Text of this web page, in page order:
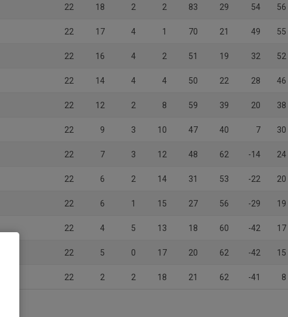
22 18 2 2 83 29 54 56
22 17 4 1 70 21 49 55
22 16 4 2 51 19 32 52
22 14 4 4 50 22 28 46
22 12 2 8 59 39 20 38
22 9 3 10 47 40 7 30
22 7 3 12 48 62 -14 24
22 6 2 14 31 53 -22 20
22 6 1 15 27 56 -29 19
22 4 5 13 18 60 -42 17
22 5 0 17 20 62 -42 15
22 2 2 18 21 62 -41 8